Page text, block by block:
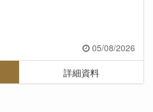
05/08/2026
詳細資料